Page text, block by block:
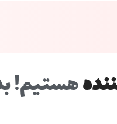
هستیم!